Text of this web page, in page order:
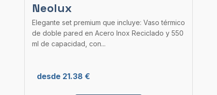
Neolux
Elegante set premium que incluye: Vaso térmico
de doble pared en Acero Inox Reciclado y 550
ml de capacidad, con...
desde 21.38 €